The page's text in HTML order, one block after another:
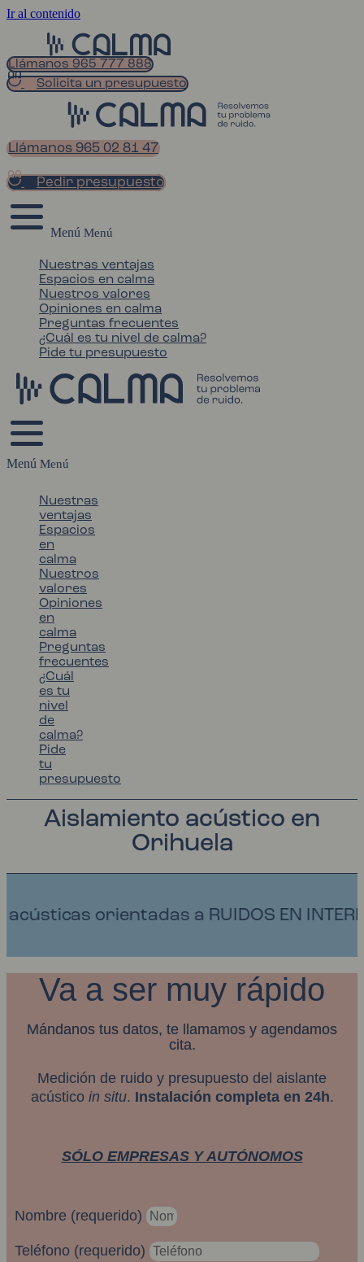
Ir al contenido
Llámanos 965 777 888
Solicita un presupuesto
Llámanos 965 02 81 47
Pedir presupuesto
Menú
Nuestras ventajas
Espacios en calma
Nuestros valores
Opiniones en calma
Preguntas frecuentes
¿Cuál es tu nivel de calma?
Pide tu presupuesto
Menú
Nuestras
ventajas
Espacios
en
calma
Nuestros
valores
Opiniones
en
calma
Preguntas
frecuentes
¿Cuál
es tu
nivel
de
calma?
Pide
tu
presupuesto
Aislamiento acústico en
Orihuela
a RUIDOS EN INTERIORES Y ECO.
Va a ser muy rápido
Mándanos tus datos, te llamamos y agendamos
cita.
Medición de ruido y presupuesto del aislante
acústico in situ. Instalación completa en 24h.
SÓLO EMPRESAS Y AUTÓNOMOS
Nombre (requerido)
Teléfono (requerido)